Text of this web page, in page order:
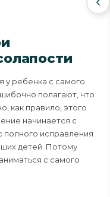
у ребенка с самого
полагают, что
как правило, этого
начинается с
полного исправления
детей. Потому
с самого